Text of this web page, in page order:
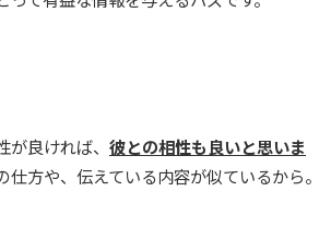
良ければ、 彼との相性も良いと思いま
仕方や、伝えている内容が似ているから。